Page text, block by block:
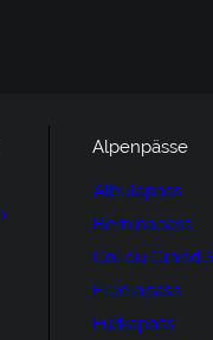
Alpenpässe
Albulapass
Berninapass
Col du Grand
Flüelapass
Furkapass